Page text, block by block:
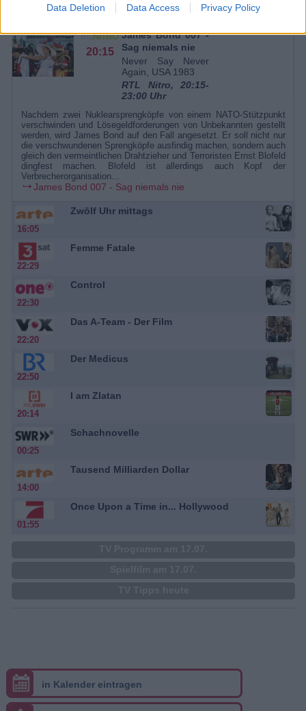
Data Deletion Data Access Privacy Policy
Top-Spielfilm am 17.07.
SPIELFILM
20:15
James Bond 007 -
Sag niemals nie
Never Say Never
Again, USA 1983
RTL Nitro, 20:15-
23:00 Uhr
Nachdem zwei Nuklearsprengköpfe von einem NATO-Stützpunkt
verschwinden und Lösegeldforderungen von Unbekannten gestellt
werden, wird James Bond auf den Fall angesetzt. Er soll nicht nur
die verschwundenen Sprengköpfe ausfindig machen, sondern auch
gleich den vermeintlichen Drahtzieher und Terroristen Ernst Blofeld
dingfest machen. Blofeld ist allerdings auch Kopf der
Verbrecherorganisation...
James Bond 007 - Sag niemals nie
16:05
Zwölf Uhr mittags
22:29
Femme Fatale
22:30
Control
22:20
Das A-Team - Der Film
22:50
Der Medicus
20:14
I am Zlatan
00:25
Schachnovelle
14:00
Tausend Milliarden Dollar
01:55
Once Upon a Time in... Hollywood
in Kalender eintragen